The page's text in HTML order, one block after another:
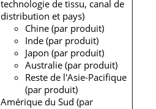
technologie de tissu, canal de
distribution et pays)
Chine (par produit)
Inde (par produit)
Japon (par produit)
Australie (par produit)
Reste de l'Asie-Pacifique
(par produit)
Amérique du Sud (par